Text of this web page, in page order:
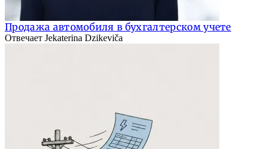
Продажа автомобиля в бухгалтерском учете
Отвечает Jekaterina Dzikeviča